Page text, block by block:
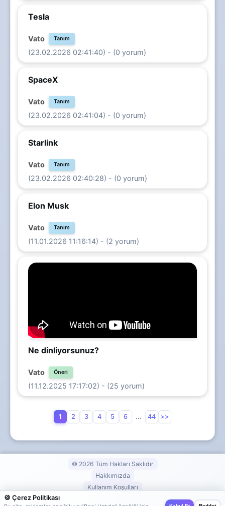
🍪 Çerez Politikası
Tesla
Vato Tanım
(23.02.2026 02:41:40) - (0 yorum)
SpaceX
Vato Tanım
(23.02.2026 02:41:04) - (0 yorum)
Starlink
Vato Tanım
(23.02.2026 02:40:28) - (0 yorum)
Elon Musk
Vato Tanım
(11.01.2026 11:16:14) - (2 yorum)
Ne dinliyorsunuz?
Vato Öneri
(11.12.2025 17:17:02) - (25 yorum)
1 2 3 4 5 6 ... 44 >>
© 2026 Tüm Hakları Saklıdır
Hakkımızda
Kullanım Koşulları